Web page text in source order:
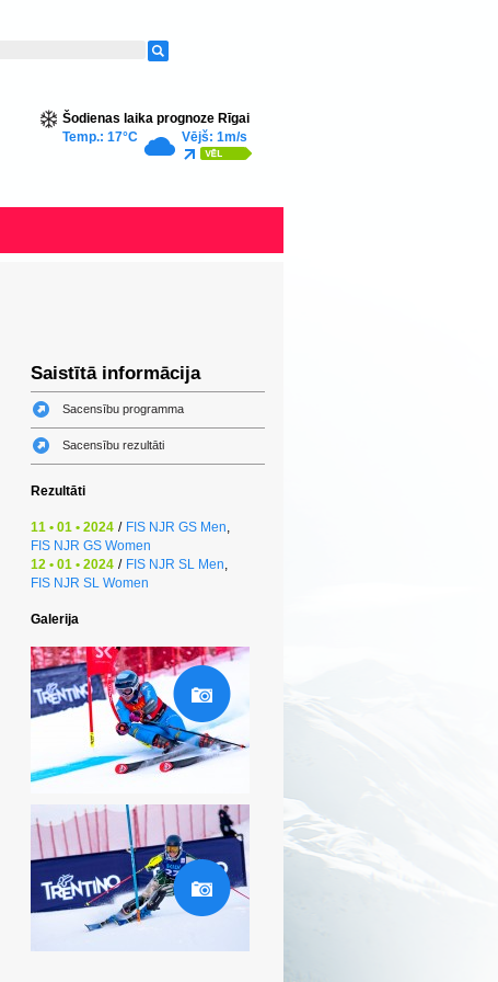
Šodienas laika prognoze Rīgai
Temp.: 17°C
Vējš: 1m/s
Saistītā informācija
Sacensību programma
Sacensību rezultāti
Rezultāti
11 • 01 • 2024 / FIS NJR GS Men,
FIS NJR GS Women
12 • 01 • 2024 / FIS NJR SL Men,
FIS NJR SL Women
Galerija